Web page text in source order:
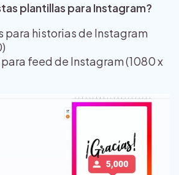
plantillas para Instagram?
para historias de Instagram
feed de Instagram (1080 x